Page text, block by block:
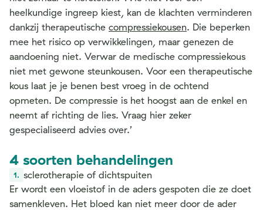
heelkundige ingreep kiest, kan de klachten verminderen
dankzij therapeutische compressiekousen. Die beperken
mee het risico op verwikkelingen, maar genezen de
aandoening niet. Verwar de medische compressiekous
niet met gewone steunkousen. Voor een therapeutische
kous laat je je benen best vroeg in de ochtend
opmeten. De compressie is het hoogst aan de enkel en
neemt af richting de lies. Vraag hier zeker
gespecialiseerd advies over.’
4 soorten behandelingen
sclerotherapie of dichtspuiten
Er wordt een vloeistof in de aders gespoten die ze doet
samenkleven. Het bloed kan niet meer door de ader